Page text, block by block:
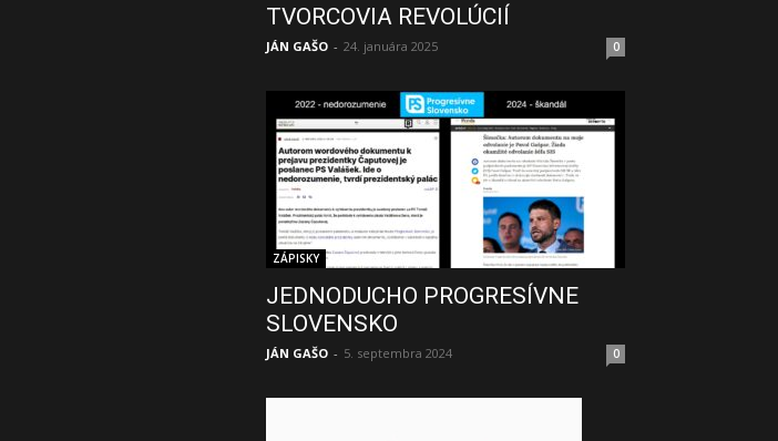
TVORCOVIA REVOLÚCIÍ
JÁN GAŠO - 24. januára 2025 0
ZÁPISKY
JEDNODUCHO PROGRESÍVNE
SLOVENSKO
JÁN GAŠO - 5. septembra 2024 0